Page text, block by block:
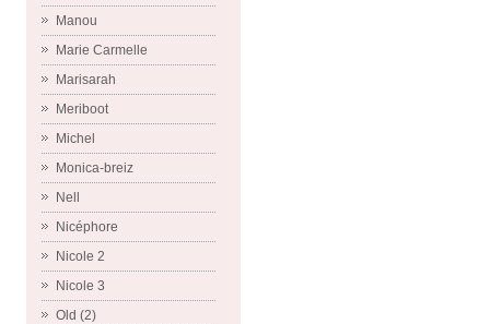
Manou
Marie Carmelle
Marisarah
Meriboot
Michel
Monica-breiz
Nell
Nicéphore
Nicole 2
Nicole 3
Old (2)